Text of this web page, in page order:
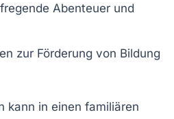
Abenteuer und
zur Förderung von Bildung
kann in einen familiären